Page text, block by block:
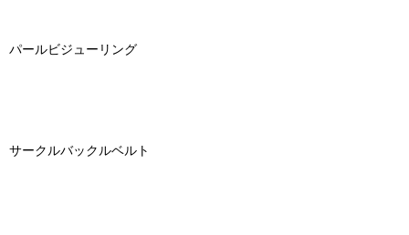
パールビジューリング
サークルバックルベルト